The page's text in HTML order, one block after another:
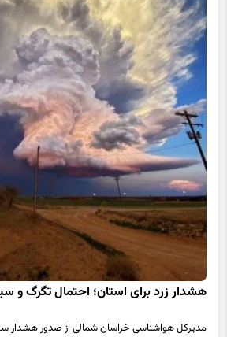
هشدار زرد برای استان؛ احتمال تگرگ و
مدیرکل هواشناسی خراسان شمالی از صدور هشدار